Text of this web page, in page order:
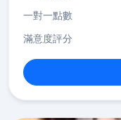
一對一點數
滿意度評分